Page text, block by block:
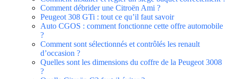
Comment débrider une Citroën Ami ?
Peugeot 308 GTi : tout ce qu’il faut savoir
Auto CGOS : comment fonctionne cette offre automobile
?
Comment sont sélectionnés et contrôlés les renault
d’occasion ?
Quelles sont les dimensions du coffre de la Peugeot 3008
?